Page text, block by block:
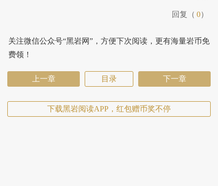
回复（ 0）
关注微信公众号“黑岩网”，方便下次阅读，更有海量岩币免
费领！
上一章 目录 下一章
下载黑岩阅读APP，红包赠币奖不停